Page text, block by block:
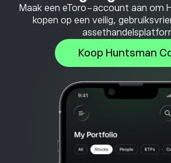
Maak een eToro-account aan om
kopen op een veilig,
Koop Huntsman